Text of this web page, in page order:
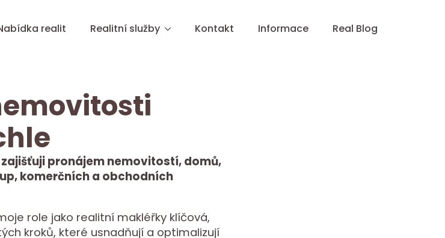
realit Realitní služby Kontakt Informace Real Blog
zajišťuji pronájem nemovitostí, domů,
komerčních a obchodních
role jako realitní makléřky klíčová,
kroků, které usnadňují a optimalizují